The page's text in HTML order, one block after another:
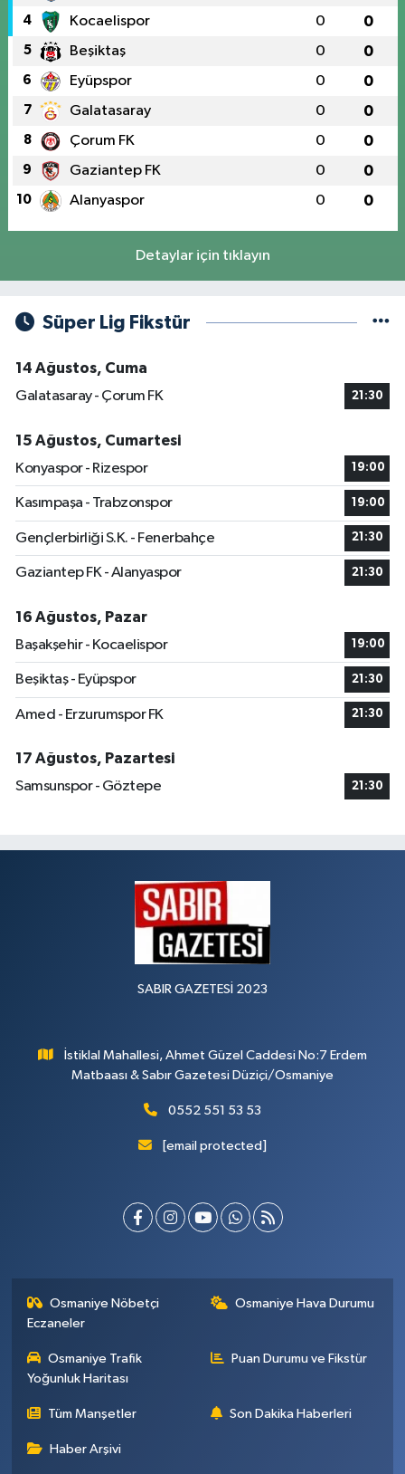
4 Kocaelispor 0 0
5 Beşiktaş 0 0
6 Eyüpspor 0 0
7 Galatasaray 0 0
8 Çorum FK 0 0
9 Gaziantep FK 0 0
10 Alanyaspor 0 0
Detaylar için tıklayın
Süper Lig Fikstür
14 Ağustos, Cuma
Galatasaray - Çorum FK
21:30
15 Ağustos, Cumartesi
Konyaspor - Rizespor
19:00
Kasımpaşa - Trabzonspor 19:00
Gençlerbirliği S.K. - Fenerbahçe 21:30
Gaziantep FK - Alanyaspor 21:30
16 Ağustos, Pazar
Başakşehir - Kocaelispor
19:00
Beşiktaş - Eyüpspor 21:30
Amed - Erzurumspor FK 21:30
17 Ağustos, Pazartesi
Samsunspor - Göztepe
21:30
SABIR GAZETESİ 2023
İstiklal Mahallesi, Ahmet Güzel Caddesi No:7 Erdem
Matbaası & Sabır Gazetesi Düziçi/Osmaniye
0552 551 53 53
[email protected]
Osmaniye Nöbetçi
Eczaneler
Osmaniye Hava Durumu
Osmaniye Trafik
Yoğunluk Haritası
Puan Durumu ve Fikstür
Tüm Manşetler Son Dakika Haberleri
Haber Arşivi